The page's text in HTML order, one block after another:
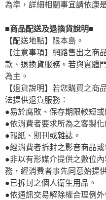
為準，詳細相關事宜請依康
■商品配送及退換貨說明■
【配送地點】限本島。
【注意事項】網路售出之商
款、退換貨服務。若與實體
為主。
【退貨說明】若您購買之商
法提供退貨服務：
●易於腐敗、保存期限較短或
●依消費者要求所為之客製化
●報紙、期刊或雜誌。
●經消費者拆封之影音商品或
●非以有形媒介提供之數位
務，經消費者事先同意始提
●已拆封之個人衛生用品。
●依通訊交易解除權合理例